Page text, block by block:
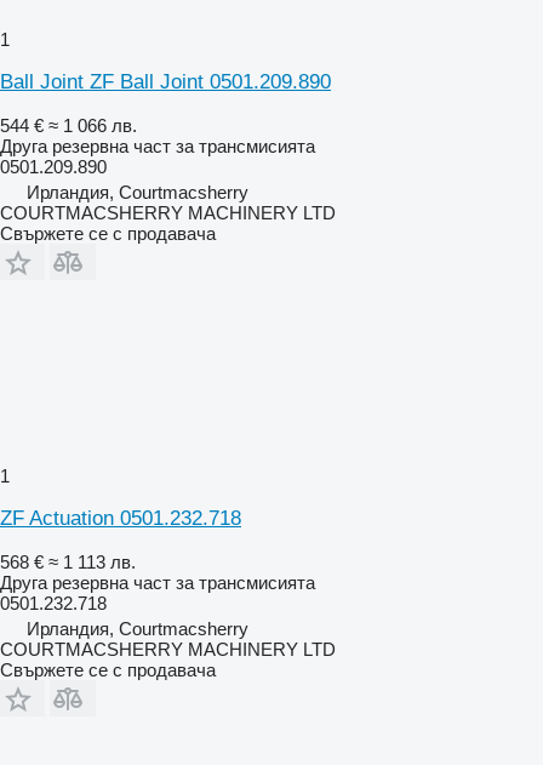
1
Ball Joint ZF Ball Joint 0501.209.890
544 € ≈ 1 066 лв.
Друга резервна част за трансмисията
0501.209.890
Ирландия, Courtmacsherry
COURTMACSHERRY MACHINERY LTD
Свържете се с продавача
1
ZF Actuation 0501.232.718
568 € ≈ 1 113 лв.
Друга резервна част за трансмисията
0501.232.718
Ирландия, Courtmacsherry
COURTMACSHERRY MACHINERY LTD
Свържете се с продавача